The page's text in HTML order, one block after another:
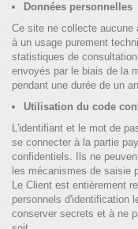
Données personnelles
Ce site ne collecte aucune
à un usage purement
statistiques de
envoyés par le biais de la
pendant une durée de un
Utilisation du code
L'identifiant et le mot de
se connecter à la partie
confidentiels. Ils ne
les mécanismes de saisie
Le Client est entièrement
personnels d'identification
conserver secrets et à ne